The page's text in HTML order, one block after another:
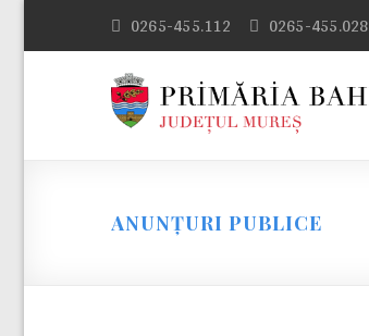
0265-455.112 0265-455.028
ANUNȚURI PUBLICE